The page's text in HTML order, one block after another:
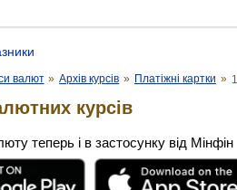
валют » Архів курсів » Платіжні картки »
курсів
теперь і в застосунку від Мінфін